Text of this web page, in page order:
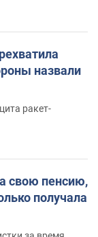
назвали
ракет-
свою пенсию,
получала